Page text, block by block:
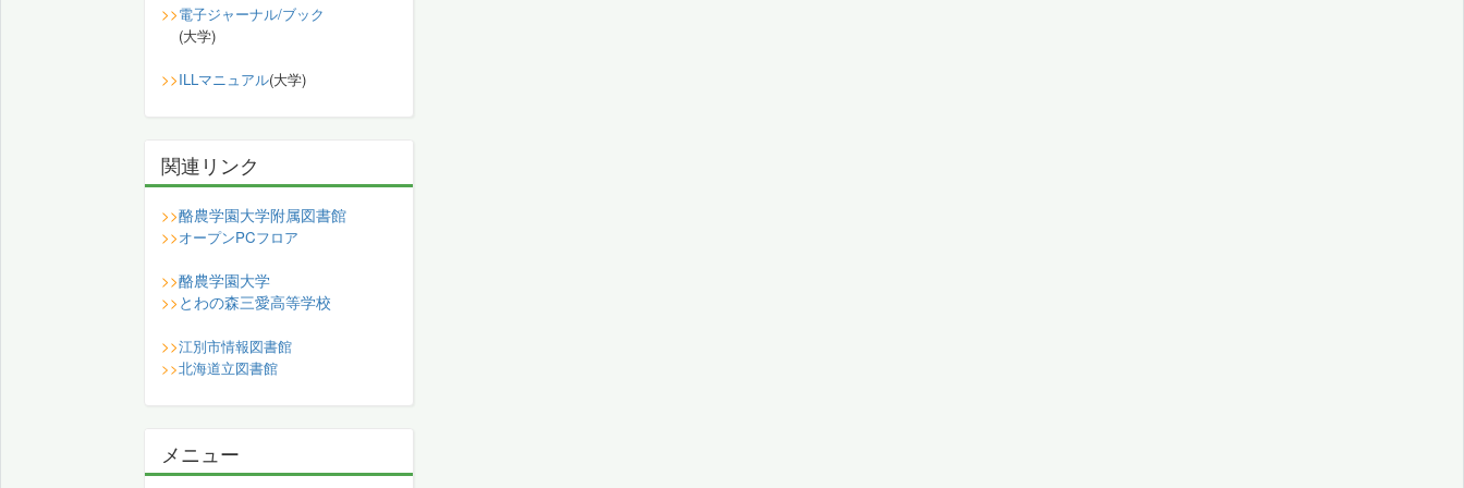
>>電子ジャーナル/ブック
(大学)
>>ILLマニュアル(大学)
関連リンク
>>酪農学園大学附属図書館
>>オープンPCフロア
>>酪農学園大学
>> とわの森三愛高等学校
>>江別市情報図書館
>>北海道立図書館
メニュー